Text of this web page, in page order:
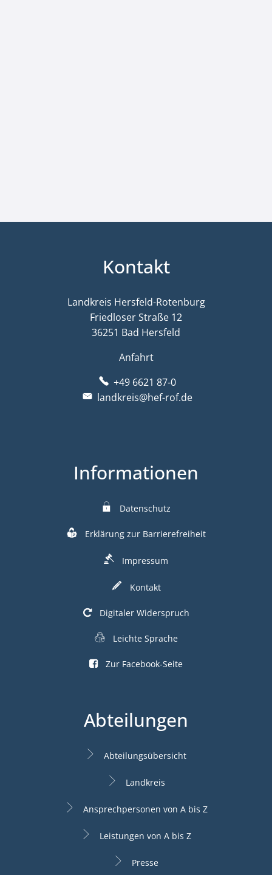
Kontakt
Landkreis Hersfeld-Rotenburg
Friedloser Straße 12
36251 Bad Hersfeld
Anfahrt
+49 6621 87-0
landkreis@hef-rof.de
Informationen
Datenschutz
Erklärung zur Barrierefreiheit
Impressum
Kontakt
Digitaler Widerspruch
Leichte Sprache
Zur Facebook-Seite
Abteilungen
Abteilungsübersicht
Landkreis
Ansprechpersonen von A bis Z
Leistungen von A bis Z
Presse